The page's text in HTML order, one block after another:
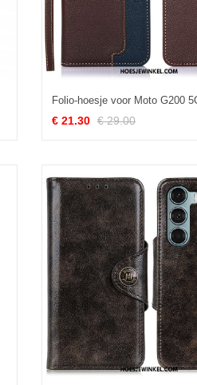
€ 21.30 € 29.00